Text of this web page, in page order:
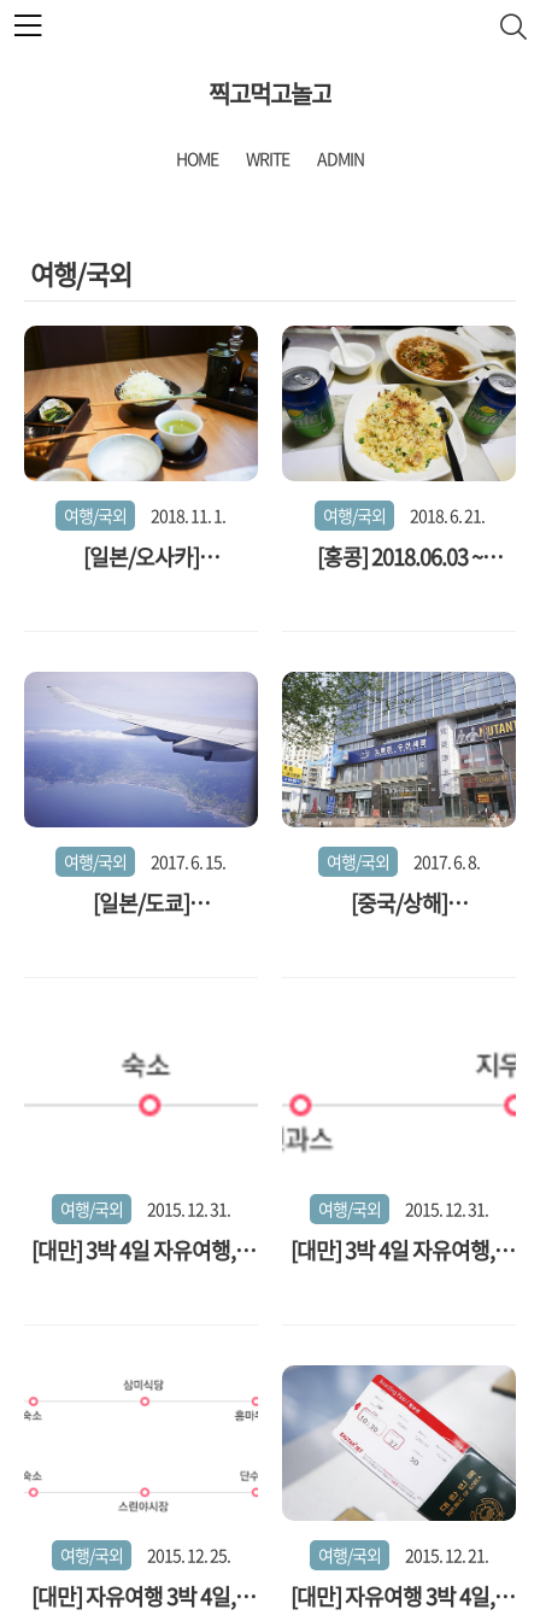
본문 바로가기
찍고먹고놀고
HOME WRITE ADMIN
여행/국외
여행/국외 2018. 11. 1.
[일본/오사카]
여행/국외 2018. 6. 21.
[홍콩] 2018.06.03 ~
여행/국외 2017. 6. 15.
[일본/도쿄]
여행/국외 2017. 6. 8.
[중국/상해]
여행/국외 2015. 12. 31.
[대만] 3박 4일 자유여행, 4
여행/국외 2015. 12. 31.
[대만] 3박 4일 자유여행, 3
여행/국외 2015. 12. 25.
[대만] 자유여행 3박 4일, 2
여행/국외 2015. 12. 21.
[대만] 자유여행 3박 4일, 1